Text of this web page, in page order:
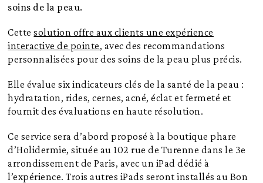
soins de la peau.
Cettesolution offre aux clients une expérience
interactive de pointe, avec des recommandations
personnalisées pour des soins de la peau plus précis.
Elle évalue six indicateurs clés de la santé de la peau :
hydratation, rides, cernes, acné, éclat et fermeté et
fournit des évaluations en haute résolution.
Ce service sera d’abord proposé à la boutique phare
d’Holidermie, située au 102 rue de Turenne dans le 3e
arrondissement de Paris, avec un iPad dédié à
l’expérience. Trois autres iPads seront installés au Bon